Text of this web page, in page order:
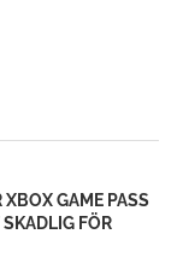
GAME PASS
FÖR